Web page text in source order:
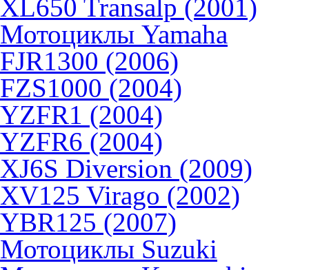
XL650 Transalp (2001)
Мотоциклы Yamaha
FJR1300 (2006)
FZS1000 (2004)
YZFR1 (2004)
YZFR6 (2004)
XJ6S Diversion (2009)
XV125 Virago (2002)
YBR125 (2007)
Мотоциклы Suzuki